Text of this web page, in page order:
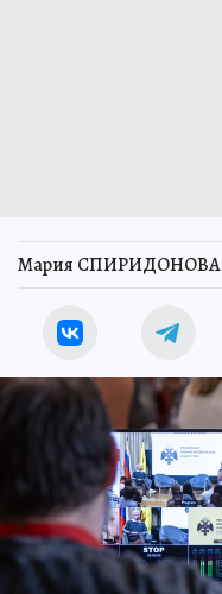
Мария СПИРИДОНОВА